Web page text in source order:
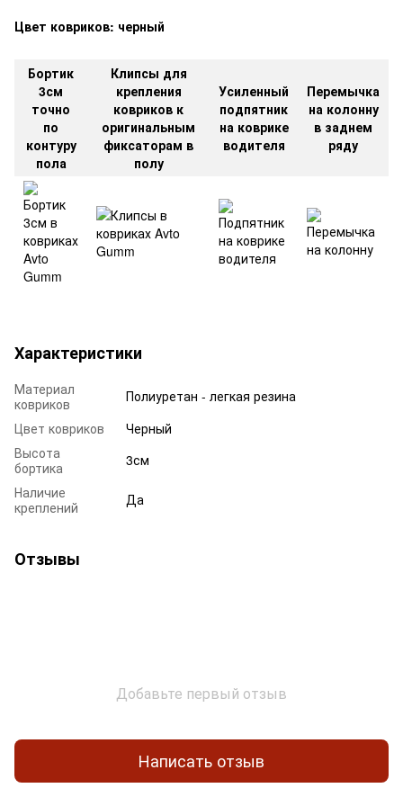
Цвет ковриков: черный
Бортик
3см
точно
по
контуру
пола
Клипсы для
крепления
ковриков к
оригинальным
фиксаторам в
полу
Усиленный
подпятник
на коврике
водителя
Перемычка
на колонну
в заднем
ряду
Характеристики
Материал
ковриков
Полиуретан - легкая резина
Цвет ковриков
Черный
Высота
бортика
3см
Наличие
креплений
Да
Отзывы
Добавьте первый отзыв
Написать отзыв